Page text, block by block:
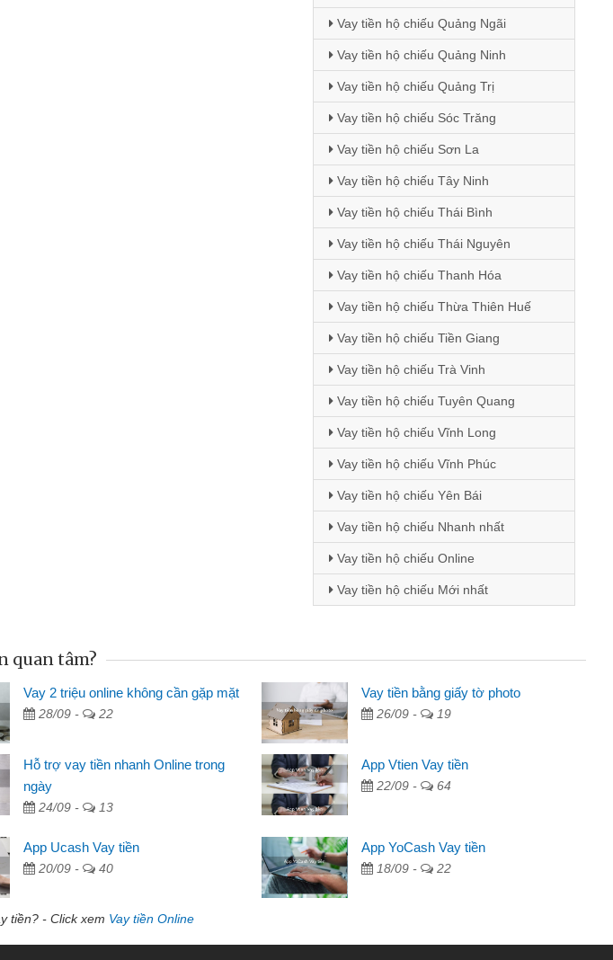
Vay tiền hộ chiếu Quảng Ngãi
Vay tiền hộ chiếu Quảng Ninh
Vay tiền hộ chiếu Quảng Trị
Vay tiền hộ chiếu Sóc Trăng
Vay tiền hộ chiếu Sơn La
Vay tiền hộ chiếu Tây Ninh
Vay tiền hộ chiếu Thái Bình
Vay tiền hộ chiếu Thái Nguyên
Vay tiền hộ chiếu Thanh Hóa
Vay tiền hộ chiếu Thừa Thiên Huế
Vay tiền hộ chiếu Tiền Giang
Vay tiền hộ chiếu Trà Vinh
Vay tiền hộ chiếu Tuyên Quang
Vay tiền hộ chiếu Vĩnh Long
Vay tiền hộ chiếu Vĩnh Phúc
Vay tiền hộ chiếu Yên Bái
Vay tiền hộ chiếu Nhanh nhất
Vay tiền hộ chiếu Online
Vay tiền hộ chiếu Mới nhất
Mai Lan - Sinh viên
Tôi biết đến thông qua quảng cáo trên facebook. Tôi là
sinh viên nên cần đóng tiền nhà, sinh nhật bạn bè, mà đọc
thấy thủ tục nhanh gọn nên tôi quyết định vay
Lâm Minh Chánh
Mất 2 tuần các ngân hàng không ai cho vay. Trong khi
cần có 2 triệu để giải quyết việc riêng, trong 1-2 ngày tôi trả
được thôi. Cảm ơn đã giúp tôi kịp thời và nhanh chóng
quan tâm?
Vay 2 triệu online không cần gặp mặt
28/09 - 22
Vay tiền bằng giấy tờ photo
26/09 - 19
Hỗ trợ vay tiền nhanh Online trong
ngày
24/09 - 13
App Vtien Vay tiền
22/09 - 64
App Ucash Vay tiền
20/09 - 40
App YoCash Vay tiền
18/09 - 22
tiền? - Click xem Vay tiền Online